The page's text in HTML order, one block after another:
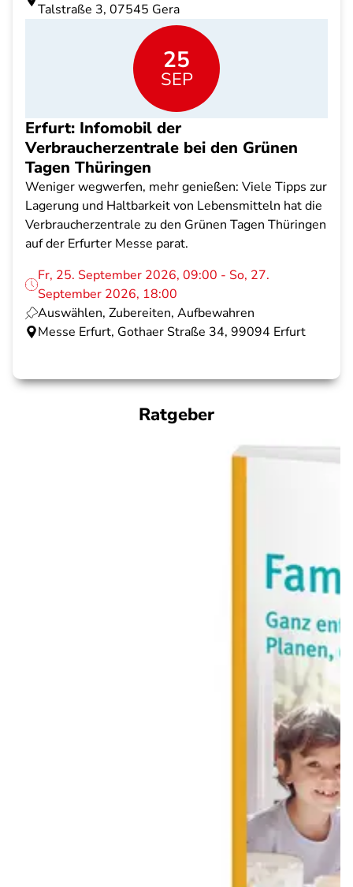
Talstraße 3, 07545 Gera
25
SEP
Erfurt: Infomobil der
Verbraucherzentrale bei den Grünen
Tagen Thüringen
Weniger wegwerfen, mehr genießen: Viele Tipps zur
Lagerung und Haltbarkeit von Lebensmitteln hat die
Verbraucherzentrale zu den Grünen Tagen Thüringen
auf der Erfurter Messe parat.
Fr, 25. September 2026, 09:00 - So, 27.
September 2026, 18:00
Auswählen, Zubereiten, Aufbewahren
Messe Erfurt, Gothaer Straße 34, 99094 Erfurt
Ratgeber